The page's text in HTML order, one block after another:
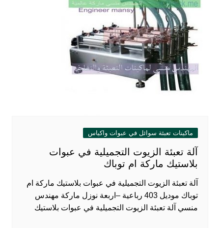
ماكينات تعبئة سوائل في عبوات واكياس
آلة تعبئة الزيوت التجميلية في عبوات
بلاستيك ماركة ام توباك
آلة تعبئة الزيوت التجميلية في عبوات بلاستيك ماركة ام
توباك موديل 403 رباعية –اربعة نوزل ماركة مهندس
منسي آلة تعبئة الزيوت التجميلية في عبوات بلاستيك